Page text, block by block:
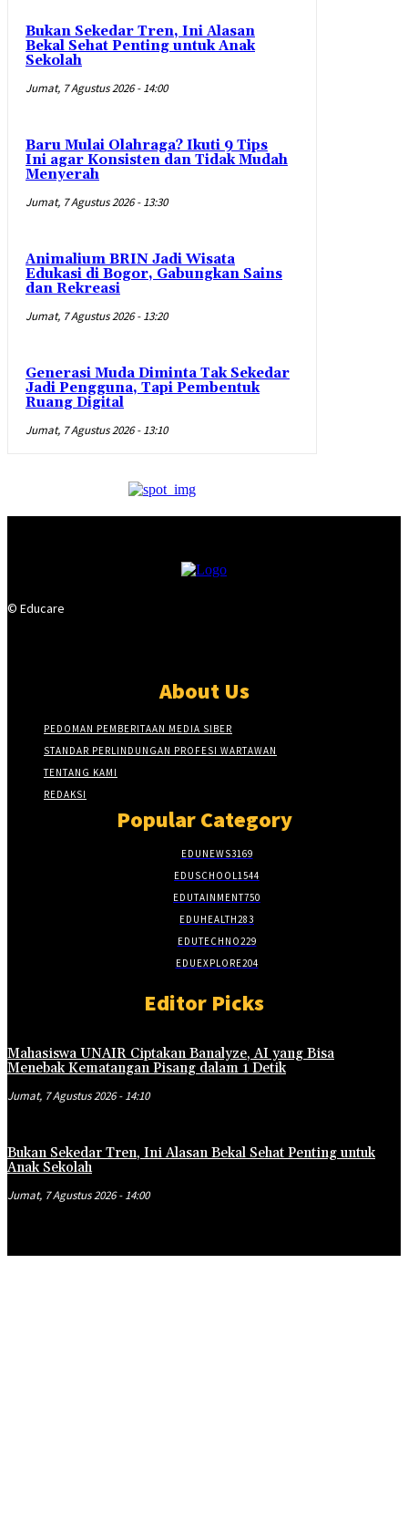
Bukan Sekedar Tren, Ini Alasan
Bekal Sehat Penting untuk Anak
Sekolah
Jumat, 7 Agustus 2026 - 14:00
Baru Mulai Olahraga? Ikuti 9 Tips
Ini agar Konsisten dan Tidak Mudah
Menyerah
Jumat, 7 Agustus 2026 - 13:30
Animalium BRIN Jadi Wisata
Edukasi di Bogor, Gabungkan Sains
dan Rekreasi
Jumat, 7 Agustus 2026 - 13:20
Generasi Muda Diminta Tak Sekedar
Jadi Pengguna, Tapi Pembentuk
Ruang Digital
Jumat, 7 Agustus 2026 - 13:10
© Educare
About Us
PEDOMAN PEMBERITAAN MEDIA SIBER
STANDAR PERLINDUNGAN PROFESI WARTAWAN
TENTANG KAMI
REDAKSI
Popular Category
EDUNEWS3169
EDUSCHOOL1544
EDUTAINMENT750
EDUHEALTH283
EDUTECHNO229
EDUEXPLORE204
Editor Picks
Mahasiswa UNAIR Ciptakan Banalyze, AI yang Bisa
Menebak Kematangan Pisang dalam 1 Detik
Jumat, 7 Agustus 2026 - 14:10
Bukan Sekedar Tren, Ini Alasan Bekal Sehat Penting untuk
Anak Sekolah
Jumat, 7 Agustus 2026 - 14:00